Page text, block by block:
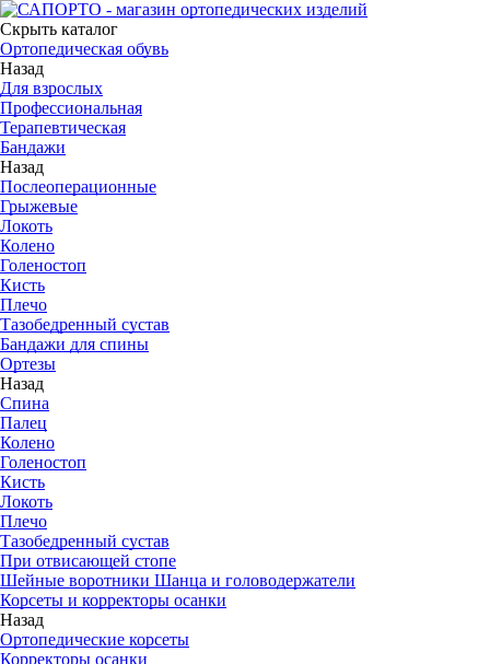
Скрыть каталог
Ортопедическая обувь
Назад
Для взрослых
Профессиональная
Терапевтическая
Бандажи
Назад
Послеоперационные
Грыжевые
Локоть
Колено
Голеностоп
Кисть
Плечо
Тазобедренный сустав
Бандажи для спины
Ортезы
Назад
Спина
Палец
Колено
Голеностоп
Кисть
Локоть
Плечо
Тазобедренный сустав
При отвисающей стопе
Шейные воротники Шанца и головодержатели
Корсеты и корректоры осанки
Назад
Ортопедические корсеты
Корректоры осанки